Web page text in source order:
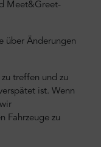
Meet&Greet-
über Änderungen
treffen und zu
ist. Wenn
Fahrzeuge zu